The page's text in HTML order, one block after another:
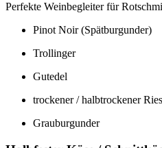
Perfekte Weinbegleiter für
Pinot Noir (Spätburgunder)
Trollinger
Gutedel
trockener / halbtrockener
Grauburgunder